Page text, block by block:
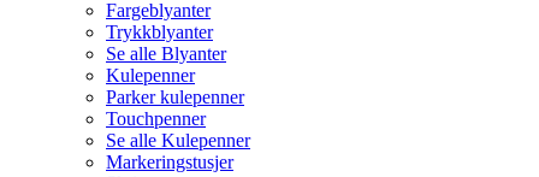
Fargeblyanter
Trykkblyanter
Se alle Blyanter
Kulepenner
Parker kulepenner
Touchpenner
Se alle Kulepenner
Markeringstusjer